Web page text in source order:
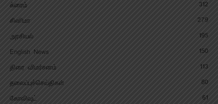
க்ரைம்
312
சினிமா
279
அரசியல்
195
English News
150
திரை விமர்சனம்
113
தலைப்புச்செய்திகள்
80
கோலிவுட்
61